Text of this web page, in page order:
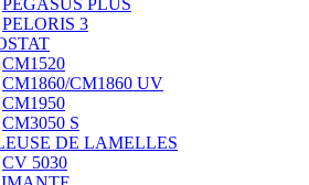
PEGASUS PLUS
PELORIS 3
CM1520
CM1860/CM1860 UV
CM1950
CM3050 S
DE LAMELLES
CV 5030